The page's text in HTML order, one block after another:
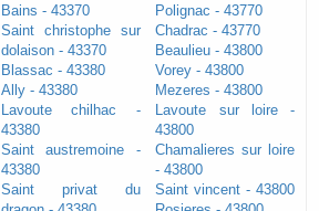
Bains - 43370
Saint christophe sur
dolaison - 43370
Blassac - 43380
Ally - 43380
Lavoute chilhac -
43380
Saint austremoine -
43380
Saint privat du
Polignac - 43770
Chadrac - 43770
Beaulieu - 43800
Vorey - 43800
Mezeres - 43800
Lavoute sur loire -
43800
Chamalieres sur loire
- 43800
Saint vincent - 43800